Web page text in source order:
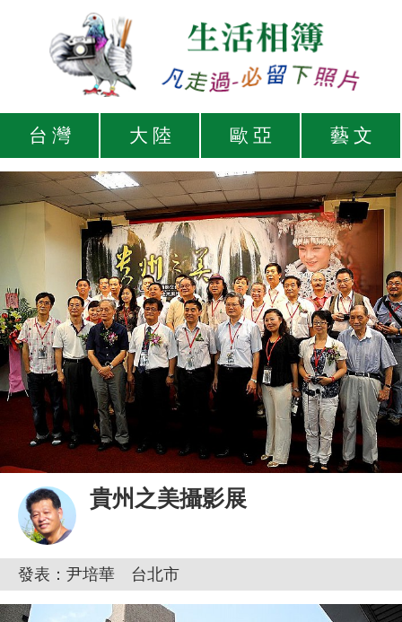
台 灣 大 陸 歐 亞 藝 文
貴州之美攝影展
發表：尹培華 台北市